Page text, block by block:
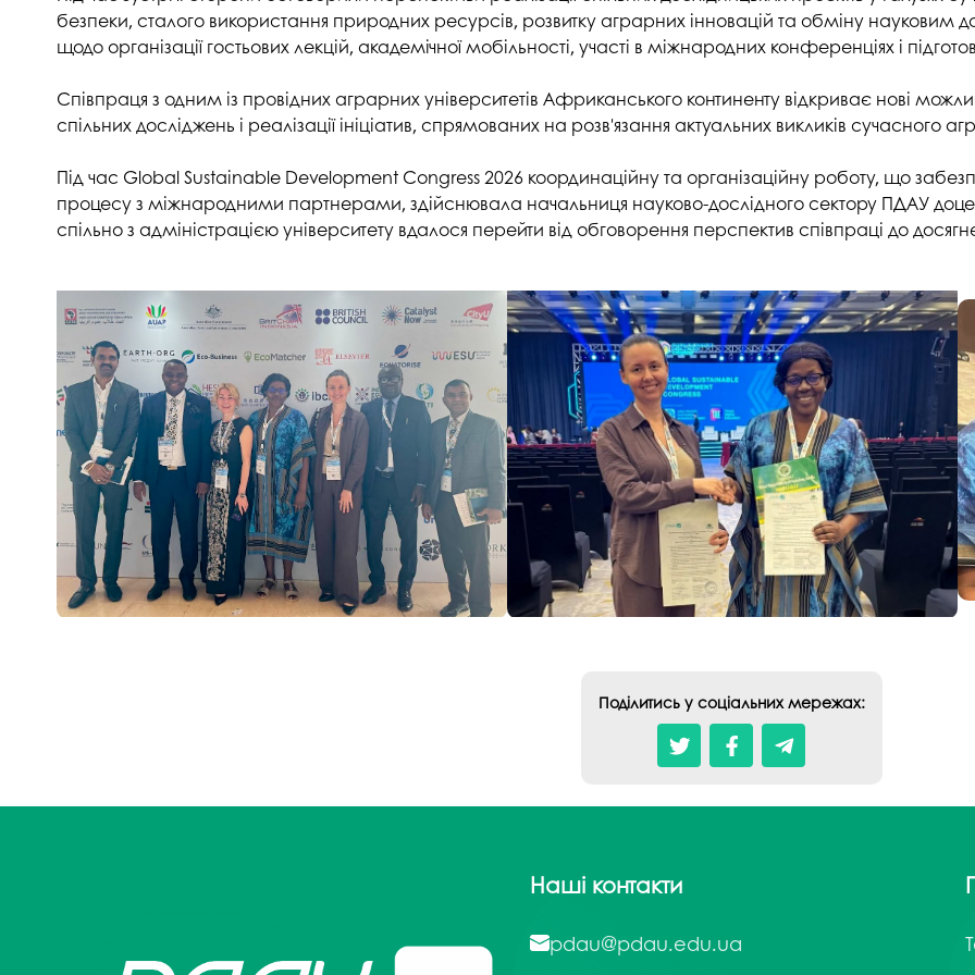
Музеї ПДАУ
Профспілка
Асоціація випускників
3D тур по університету
Наші контакти
Публічна інформація
Меморіал пам'яті
Відділ маркетингу
Центр впровадження індустрії
Психологічна служба
освітнього процесу
Студентське містечко ПДАУ
Дорадча служба
Вступні випробування 2026
студентського містечка
Волонтерський центр "ПУЛЬС"
Студентське життя
Підрозділ з організації виховної
Спорт
Працевлаштування
працевлаштуванню
Скринька довіри
Академічна
освіта
Опитування
Академічна
Акредитація
Відділ
якості освіти
Острівець
безпеки, сталого використання природних ресурсів, розвитку аграрних інновацій та обміну науковим
щодо організації гостьових лекцій, академічної мобільності, участі в міжнародних конференціях і
Співпраця з одним із провідних аграрних університетів Африканського континенту відкриває нові
спільних досліджень і реалізації ініціатив, спрямованих на розв'язання актуальних викликів сучасного
Під час Global Sustainable Development Congress 2026 координаційну та організаційну роботу, що
процесу з міжнародними партнерами, здійснювала начальниця науково-дослідного сектору ПДАУ
спільно з адміністрацією університету вдалося перейти від обговорення перспектив співпраці до
Поділитись у соціальних мережах:
Наші контакти
pdau@pdau.edu.ua